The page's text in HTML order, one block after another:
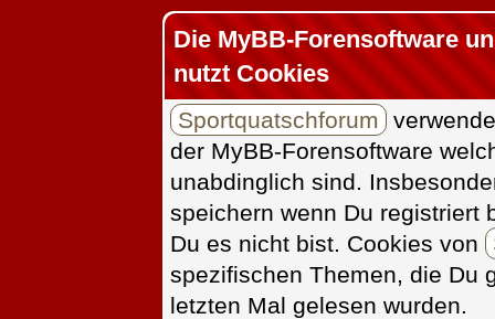
Die MyBB-Forensoftware
nutzt Cookies
Sportquatschforum
der MyBB-Forensoftware
unabdinglich sind.
speichern wenn Du registriert
Du es nicht bist. Cookies von
spezifischen Themen, die Du
letzten Mal gelesen wurden.